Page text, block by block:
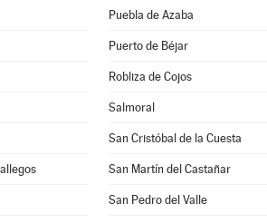
Puebla de Azaba
Puerto de Béjar
Robliza de Cojos
Salmoral
San Cristóbal de la Cuesta
San Martín del Castañar
San Pedro del Valle